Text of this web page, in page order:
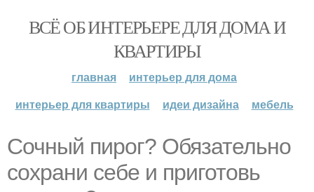
ВСЁ ОБ ИНТЕРЬЕРЕ ДЛЯ ДОМА И
КВАРТИРЫ
главная
интерьер для дома
интерьер для квартиры
идеи дизайна мебель
Сочный пирог? Обязательно
сохрани себе и приготовь